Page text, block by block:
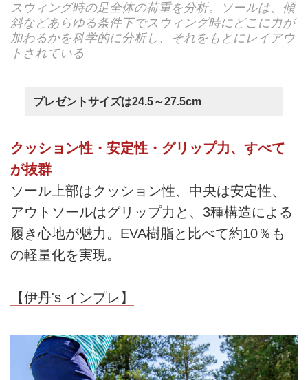
スウィング時の足全体の荷重を分析。ソールは、傾
斜などあらゆる条件下でスウィング時にどこに力が
加わるかを科学的に分析し、それをもとにレイアウ
トされている
プレゼントサイズは24.5～27.5cm
クッション性・安定性・グリップ力、すべて
が抜群
ソール上部はクッション性、中央は安定性、
アウトソールはグリップ力と、3種構造による
履き心地が魅力。EVA樹脂と比べて約10％も
の軽量化を実現。
【伊丹's インプレ】